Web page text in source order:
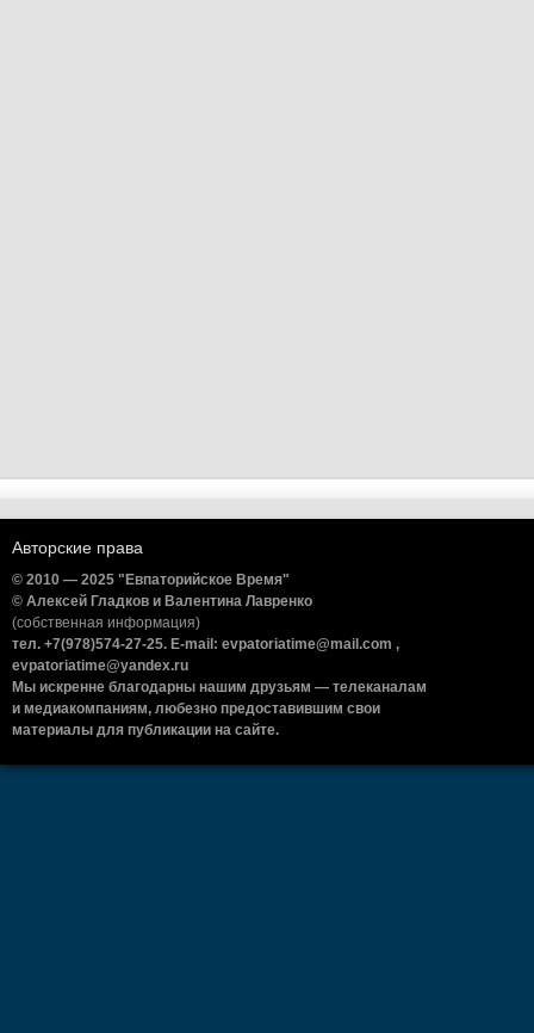
Авторские права
© 2010 — 2025 "Евпаторийское Время"
© Алексей Гладков и Валентина Лавренко
(собственная информация)
тел. +7(978)574-27-25. E-mail: evpatoriatime@mail.com ,
evpatoriatime@yandex.ru
Мы искренне благодарны нашим друзьям — телеканалам
и медиакомпаниям, любезно предоставившим свои
материалы для публикации на сайте.